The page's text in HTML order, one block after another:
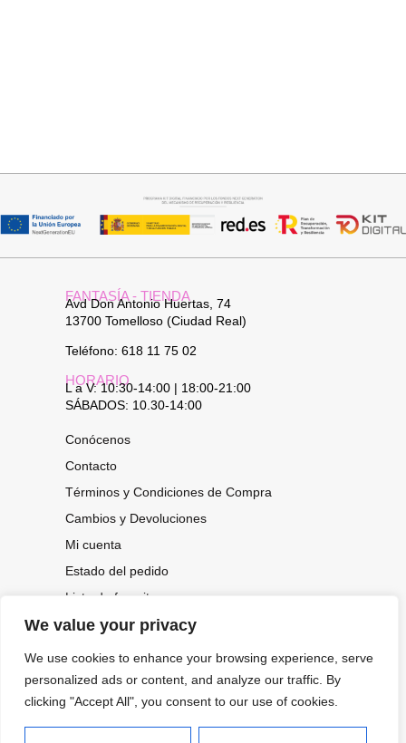
We value your privacy
We use cookies to enhance your browsing experience, serve
personalized ads or content, and analyze our traffic. By
clicking "Accept All", you consent to our use of cookies.
FANTASÍA - TIENDA
Avd Don Antonio Huertas, 74
13700 Tomelloso (Ciudad Real)
Teléfono: 618 11 75 02
HORARIO
L a V: 10:30-14:00 | 18:00-21:00
SÁBADOS: 10.30-14:00
Conócenos
Contacto
Términos y Condiciones de Compra
Cambios y Devoluciones
Mi cuenta
Estado del pedido
Lista de favoritos
CONOCE NUESTRAS NOVEDADES,
OFERTAS...